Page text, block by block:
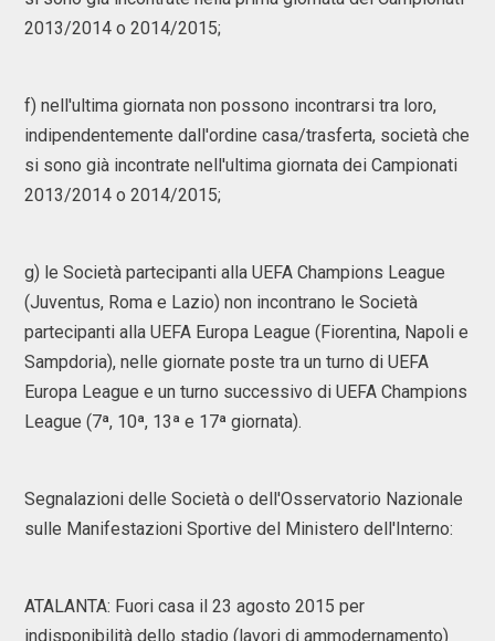
2013/2014 o 2014/2015;
f) nell'ultima giornata non possono incontrarsi tra loro,
indipendentemente dall'ordine casa/trasferta, società che
si sono già incontrate nell'ultima giornata dei Campionati
2013/2014 o 2014/2015;
g) le Società partecipanti alla UEFA Champions League
(Juventus, Roma e Lazio) non incontrano le Società
partecipanti alla UEFA Europa League (Fiorentina, Napoli e
Sampdoria), nelle giornate poste tra un turno di UEFA
Europa League e un turno successivo di UEFA Champions
League (7ª, 10ª, 13ª e 17ª giornata).
Segnalazioni delle Società o dell'Osservatorio Nazionale
sulle Manifestazioni Sportive del Ministero dell'Interno:
ATALANTA: Fuori casa il 23 agosto 2015 per
indisponibilità dello stadio (lavori di ammodernamento)